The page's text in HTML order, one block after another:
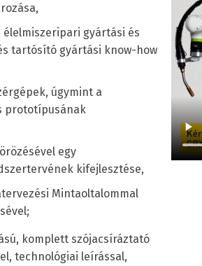
élelmiszeripari gyártási és
tartósító gyártási know-how
úgymint a
prototípusának
egy
kifejlesztése,
Mintaoltalommal
komplett szójacsíráztató
technológiai leírással,